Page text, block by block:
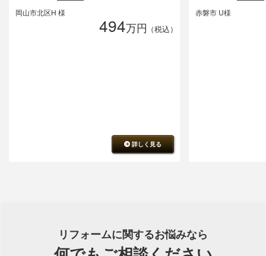
岡山市北区H 様
494万円 （税込）
詳しく見る
赤磐市 U様
リフォームに関するお悩みなら